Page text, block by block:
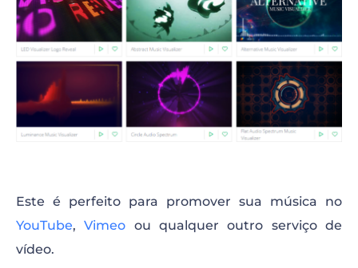
Este é perfeito para promover sua música no
YouTube,Vimeo ou qualquer outro serviço de
vídeo.